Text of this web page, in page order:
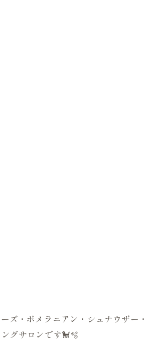
・ポメラニアン・シュナウザー
グサロンです🐩🫧